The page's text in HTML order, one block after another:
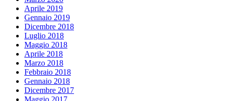
Aprile 2019
Gennaio 2019
Dicembre 2018
Luglio 2018
Maggio 2018
Aprile 2018
Marzo 2018
Febbraio 2018
Gennaio 2018
Dicembre 2017